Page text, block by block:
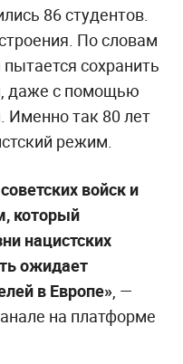
86 студентов.
По словам
сохранить
даже с помощью
Именно так 80 лет
режим.
войск и
который
нацистских
ожидает
в Европе», —
на платформе